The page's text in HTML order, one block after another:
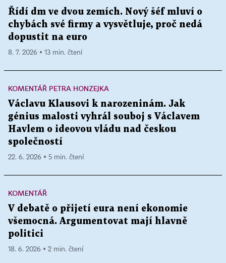
Řídí dm ve dvou zemích. Nový šéf mluví o
chybách své firmy a vysvětluje, proč nedá
dopustit na euro
8. 7. 2026 ▪ 13 min. čtení
KOMENTÁŘ PETRA HONZEJKA
Václavu Klausovi k narozeninám. Jak
génius malosti vyhrál souboj s Václavem
Havlem o ideovou vládu nad českou
společností
22. 6. 2026 ▪ 5 min. čtení
KOMENTÁŘ
V debatě o přijetí eura není ekonomie
všemocná. Argumentovat mají hlavně
politici
18. 6. 2026 ▪ 2 min. čtení